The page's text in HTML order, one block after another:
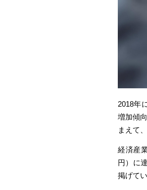
2018年
増加傾向
まえて、
経済産
円）に
掲げて